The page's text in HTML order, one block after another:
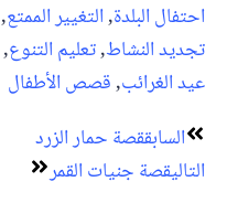
احتفال البلدة,التغيير الممتع,
تجديد النشاط,تعليم التنوع,
عيد الغرائب,قصص الأطفال
Prev
السابققصة حمار الزرد
التاليقصة جنيات القمر